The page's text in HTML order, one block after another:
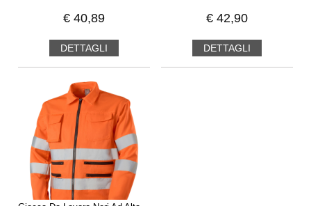
€ 40,89
DETTAGLI
€ 42,90
DETTAGLI